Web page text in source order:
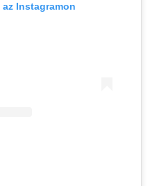
Instagramon